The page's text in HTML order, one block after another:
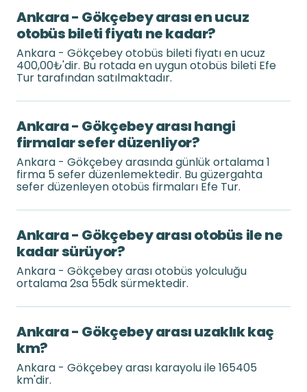
Ankara - Gökçebey arası en ucuz
otobüs bileti fiyatı ne kadar?
Ankara - Gökçebey otobüs bileti fiyatı en ucuz
400,00₺'dir. Bu rotada en uygun otobüs bileti Efe
Tur tarafından satılmaktadır.
Ankara - Gökçebey arası hangi
firmalar sefer düzenliyor?
Ankara - Gökçebey arasında günlük ortalama 1
firma 5 sefer düzenlemektedir. Bu güzergahta
sefer düzenleyen otobüs firmaları Efe Tur.
Ankara - Gökçebey arası otobüs ile ne
kadar sürüyor?
Ankara - Gökçebey arası otobüs yolculuğu
ortalama 2sa 55dk sürmektedir.
Ankara - Gökçebey arası uzaklık kaç
km?
Ankara - Gökçebey arası karayolu ile 165405
km'dir.